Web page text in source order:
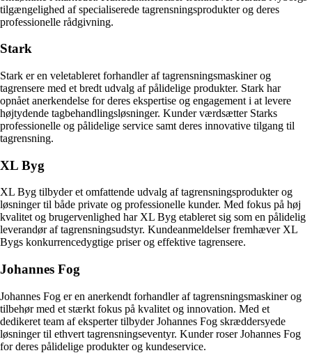
tilgængelighed af specialiserede tagrensningsprodukter og deres
professionelle rådgivning.
Stark
Stark er en veletableret forhandler af tagrensningsmaskiner og
tagrensere med et bredt udvalg af pålidelige produkter. Stark har
opnået anerkendelse for deres ekspertise og engagement i at levere
højtydende tagbehandlingsløsninger. Kunder værdsætter Starks
professionelle og pålidelige service samt deres innovative tilgang til
tagrensning.
XL Byg
XL Byg tilbyder et omfattende udvalg af tagrensningsprodukter og
løsninger til både private og professionelle kunder. Med fokus på høj
kvalitet og brugervenlighed har XL Byg etableret sig som en pålidelig
leverandør af tagrensningsudstyr. Kundeanmeldelser fremhæver XL
Bygs konkurrencedygtige priser og effektive tagrensere.
Johannes Fog
Johannes Fog er en anerkendt forhandler af tagrensningsmaskiner og
tilbehør med et stærkt fokus på kvalitet og innovation. Med et
dedikeret team af eksperter tilbyder Johannes Fog skræddersyede
løsninger til ethvert tagrensningseventyr. Kunder roser Johannes Fog
for deres pålidelige produkter og kundeservice.